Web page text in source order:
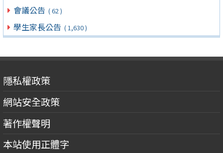
會議公告 ( 62 )
學生家長公告 ( 1,630 )
隱私權政策
網站安全政策
著作權聲明
本站使用正體字